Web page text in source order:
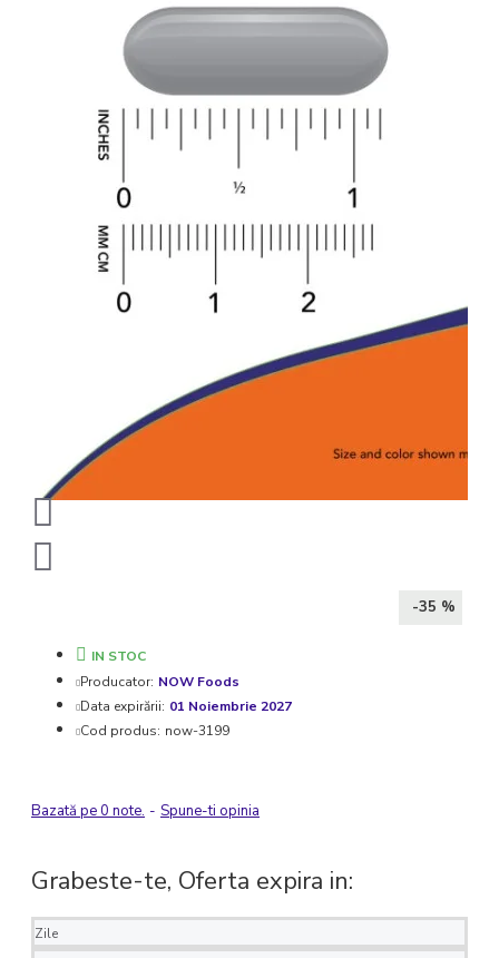
-35 %
IN STOC
Producator: NOW Foods
Data expirării: 01 Noiembrie 2027
Cod produs: now-3199
Bazată pe 0 note. - Spune-ti opinia
Grabeste-te, Oferta expira in:
Zile